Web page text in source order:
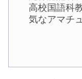
高校国語科
気なアマチ